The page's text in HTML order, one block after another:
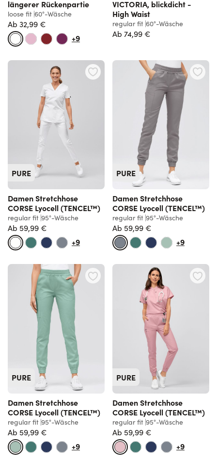
längerer Rückenpartie
loose fit 60°-Wäsche
Ab 32,99 €
+9
VICTORIA, blickdicht -
High Waist
regular fit 60°-Wäsche
Ab 74,99 €
PURE
Damen Stretchhose
CORSE Lyocell (TENCEL™)
regular fit 95°-Wäsche
Ab 59,99 €
+9
PURE
Damen Stretchhose
CORSE Lyocell (TENCEL™)
regular fit 95°-Wäsche
Ab 59,99 €
+9
PURE
Damen Stretchhose
CORSE Lyocell (TENCEL™)
regular fit 95°-Wäsche
Ab 59,99 €
+9
PURE
Damen Stretchhose
CORSE Lyocell (TENCEL™)
regular fit 95°-Wäsche
Ab 59,99 €
+9